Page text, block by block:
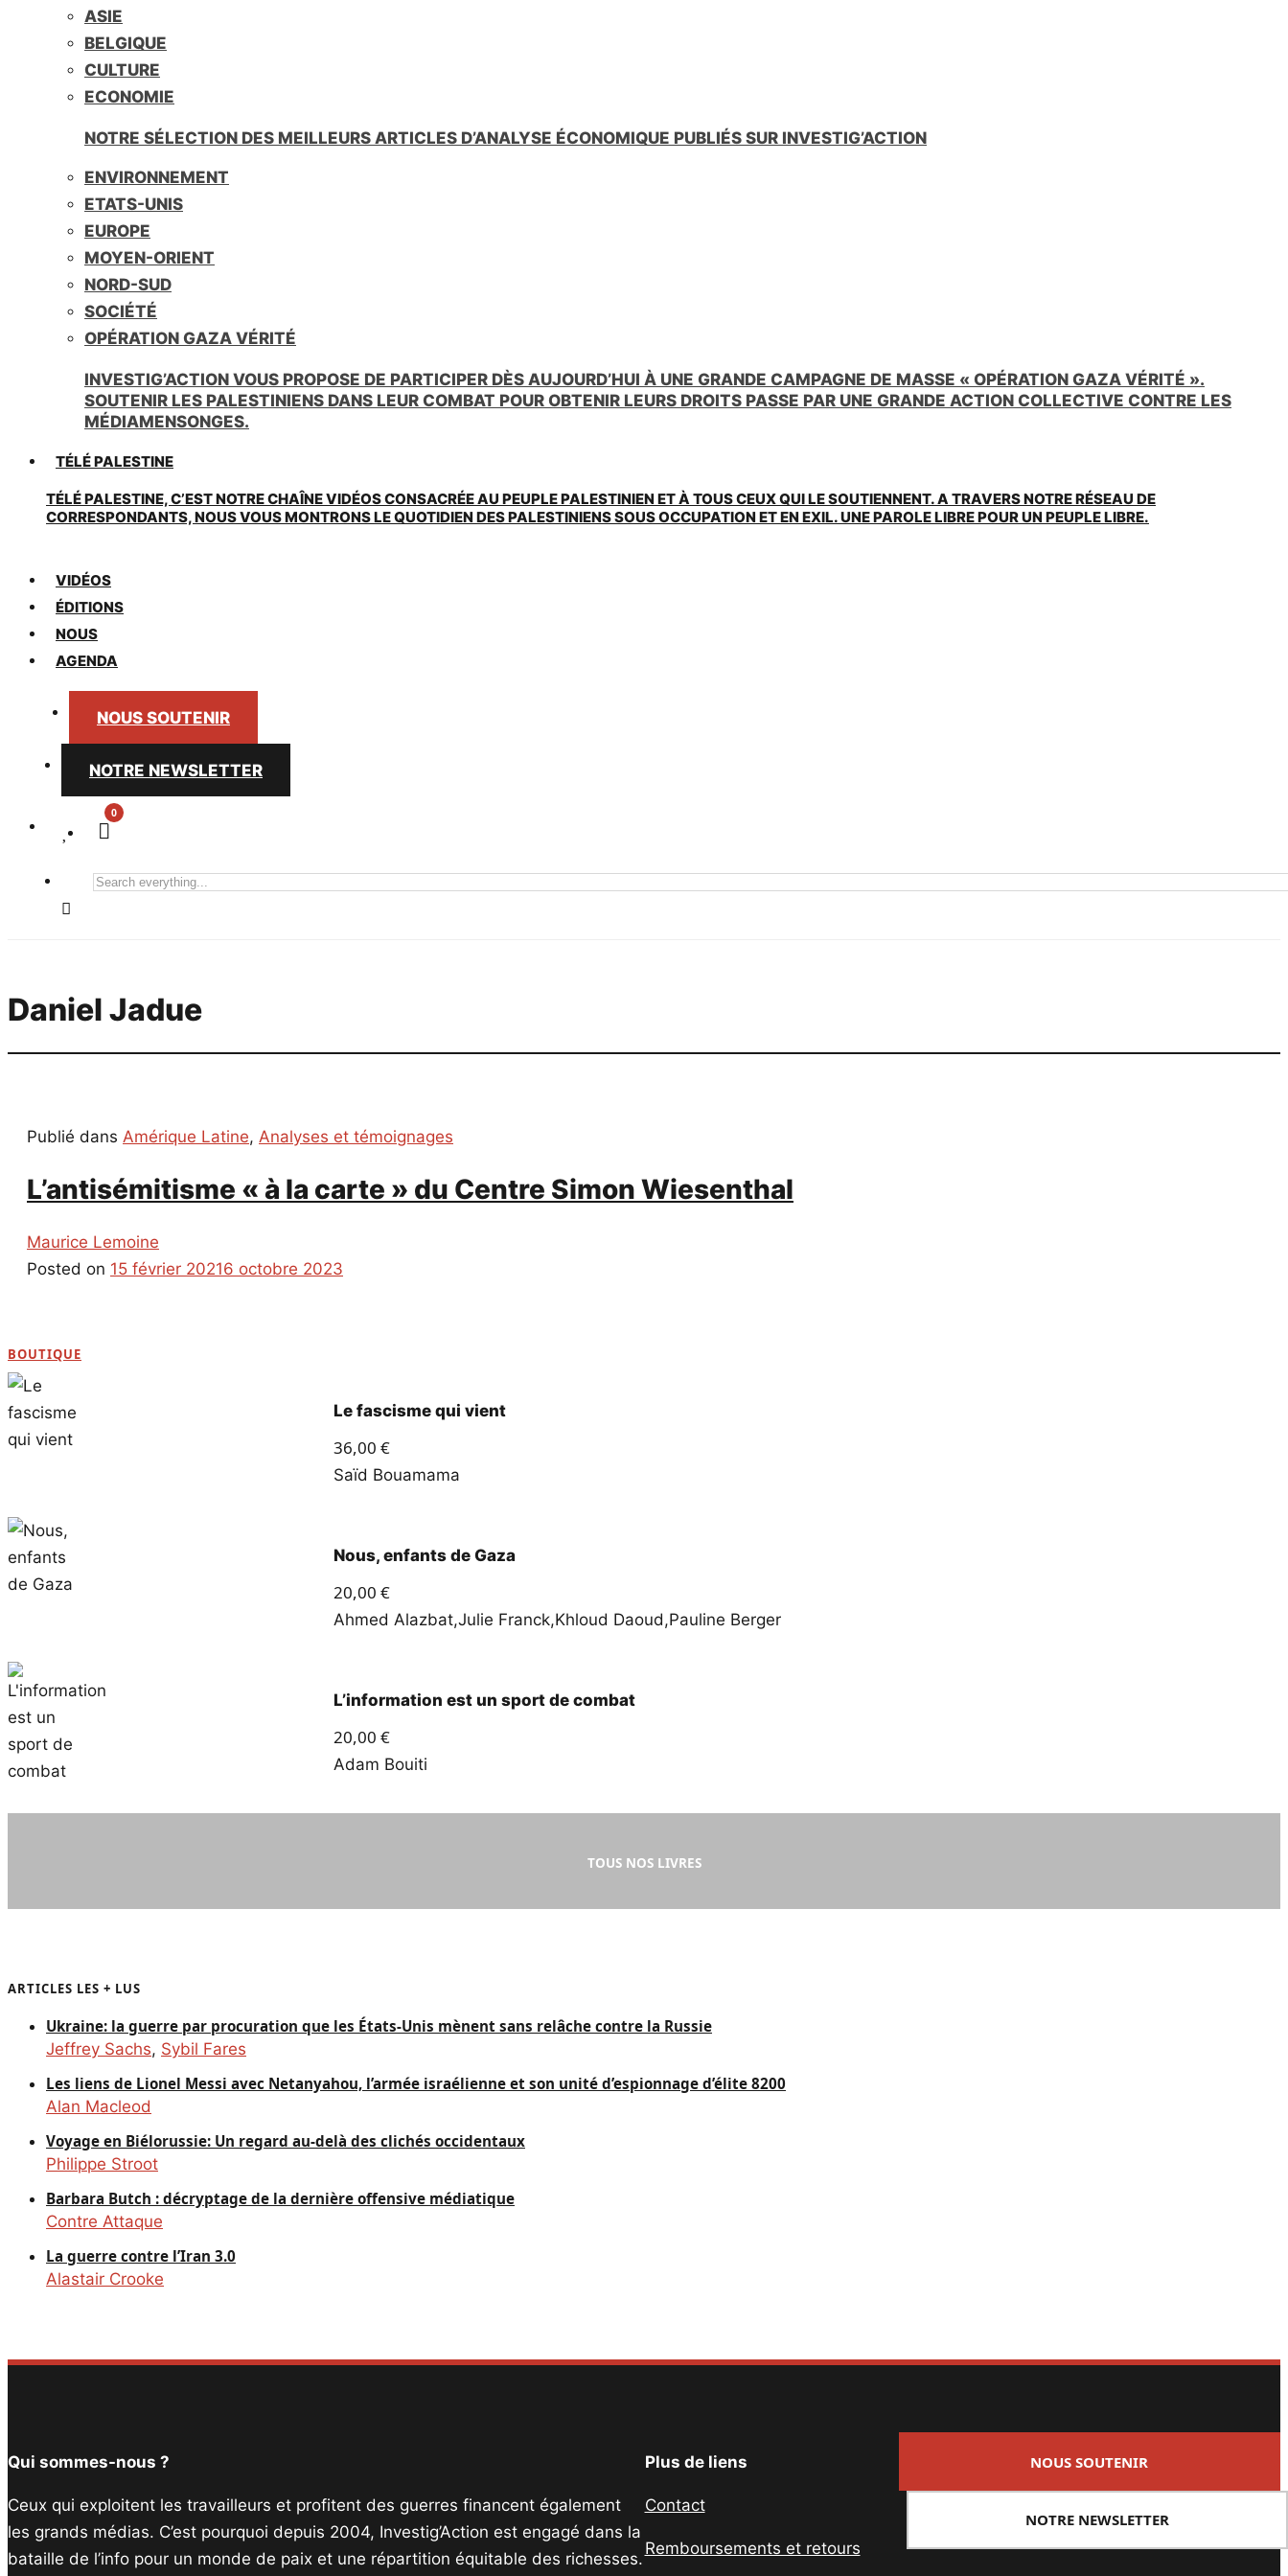
ASIE
BELGIQUE
CULTURE
ECONOMIE
NOTRE SÉLECTION DES MEILLEURS ARTICLES D’ANALYSE ÉCONOMIQUE PUBLIÉS SUR INVESTIG’ACTION
ENVIRONNEMENT
ETATS-UNIS
EUROPE
MOYEN-ORIENT
NORD-SUD
SOCIÉTÉ
OPÉRATION GAZA VÉRITÉ
INVESTIG’ACTION VOUS PROPOSE DE PARTICIPER DÈS AUJOURD’HUI À UNE GRANDE CAMPAGNE DE MASSE « OPÉRATION GAZA VÉRITÉ ».
SOUTENIR LES PALESTINIENS DANS LEUR COMBAT POUR OBTENIR LEURS DROITS PASSE PAR UNE GRANDE ACTION COLLECTIVE CONTRE LES
MÉDIAMENSONGES.
TÉLÉ PALESTINE
TÉLÉ PALESTINE, C’EST NOTRE CHAÎNE VIDÉOS CONSACRÉE AU PEUPLE PALESTINIEN ET À TOUS CEUX QUI LE SOUTIENNENT. A TRAVERS NOTRE RÉSEAU DE
CORRESPONDANTS, NOUS VOUS MONTRONS LE QUOTIDIEN DES PALESTINIENS SOUS OCCUPATION ET EN EXIL. UNE PAROLE LIBRE POUR UN PEUPLE LIBRE.
VIDÉOS
ÉDITIONS
NOUS
AGENDA
NOUS SOUTENIR
NOTRE NEWSLETTER
0
Search
Daniel Jadue
Publié dans Amérique Latine, Analyses et témoignages
L’antisémitisme « à la carte » du Centre Simon Wiesenthal
Maurice Lemoine
Posted on 15 février 20216 octobre 2023
BOUTIQUE
Le fascisme qui vient
36,00 €
Saïd Bouamama
Nous, enfants de Gaza
20,00 €
Ahmed Alazbat,Julie Franck,Khloud Daoud,Pauline Berger
L’information est un sport de combat
20,00 €
Adam Bouiti
TOUS NOS LIVRES
ARTICLES LES + LUS
Ukraine: la guerre par procuration que les États-Unis mènent sans relâche contre la Russie
Jeffrey Sachs, Sybil Fares
Les liens de Lionel Messi avec Netanyahou, l’armée israélienne et son unité d’espionnage d’élite 8200
Alan Macleod
Voyage en Biélorussie: Un regard au-delà des clichés occidentaux
Philippe Stroot
Barbara Butch : décryptage de la dernière offensive médiatique
Contre Attaque
La guerre contre l’Iran 3.0
Alastair Crooke
Qui sommes-nous ?
Ceux qui exploitent les travailleurs et profitent des guerres financent également
les grands médias. C’est pourquoi depuis 2004, Investig’Action est engagé dans la
bataille de l’info pour un monde de paix et une répartition équitable des richesses.
Plus de liens
Contact
Remboursements et retours
NOUS SOUTENIR
NOTRE NEWSLETTER